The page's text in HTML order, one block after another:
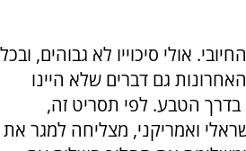
אולי סיכוייו לא גבוהים, ובכל
גם דברים שלא היינו
הטבע. לפי תסריט זה,
ואמריקני, מצליחה למגר את